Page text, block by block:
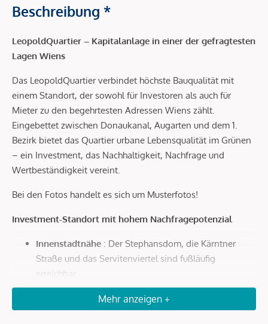
Beschreibung *
LeopoldQuartier – Kapitalanlage in einer der gefragtesten
Lagen Wiens
Das LeopoldQuartier verbindet höchste Bauqualität mit
einem Standort, der sowohl für Investoren als auch für
Mieter zu den begehrtesten Adressen Wiens zählt.
Eingebettet zwischen Donaukanal, Augarten und dem 1.
Bezirk bietet das Quartier urbane Lebensqualität im Grünen
– ein Investment, das Nachhaltigkeit, Nachfrage und
Wertbeständigkeit vereint.
Bei den Fotos handelt es sich um Musterfotos!
Investment-Standort mit hohem Nachfragepotenzial
Innenstadtnähe : Der Stephansdom, die Kärntner
Straße und das Servitenviertel sind fußläufig
erreichbar.
Optimale Anbindung: In wenigen Minuten zur U4
Roßauer Lände, zum Hauptbahnhof und in nur 20
Mehr anzeigen +